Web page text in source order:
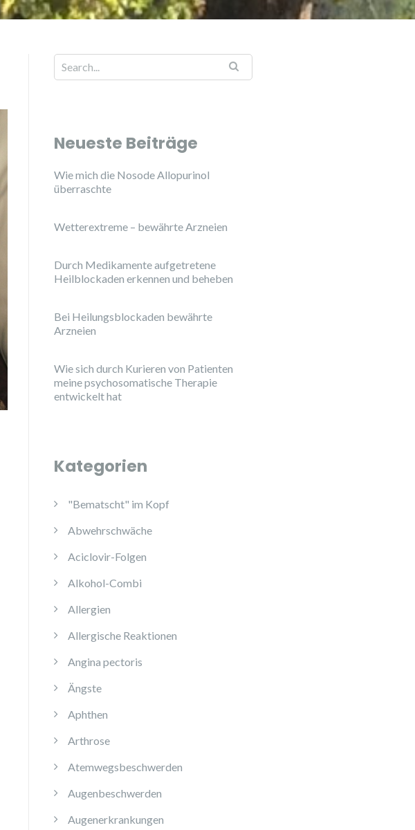
Neueste Beiträge
Wie mich die Nosode Allopurinol
überraschte
Wetterextreme – bewährte Arzneien
Durch Medikamente aufgetretene
Heilblockaden erkennen und beheben
Bei Heilungsblockaden bewährte
Arzneien
Wie sich durch Kurieren von Patienten
meine psychosomatische Therapie
entwickelt hat
Kategorien
"Bematscht" im Kopf
Abwehrschwäche
Aciclovir-Folgen
Alkohol-Combi
Allergien
Allergische Reaktionen
Angina pectoris
Ängste
Aphthen
Arthrose
Atemwegsbeschwerden
Augenbeschwerden
Augenerkrankungen